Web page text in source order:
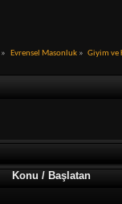
» Evrensel Masonluk» Giyim ve
Konu / Başlatan